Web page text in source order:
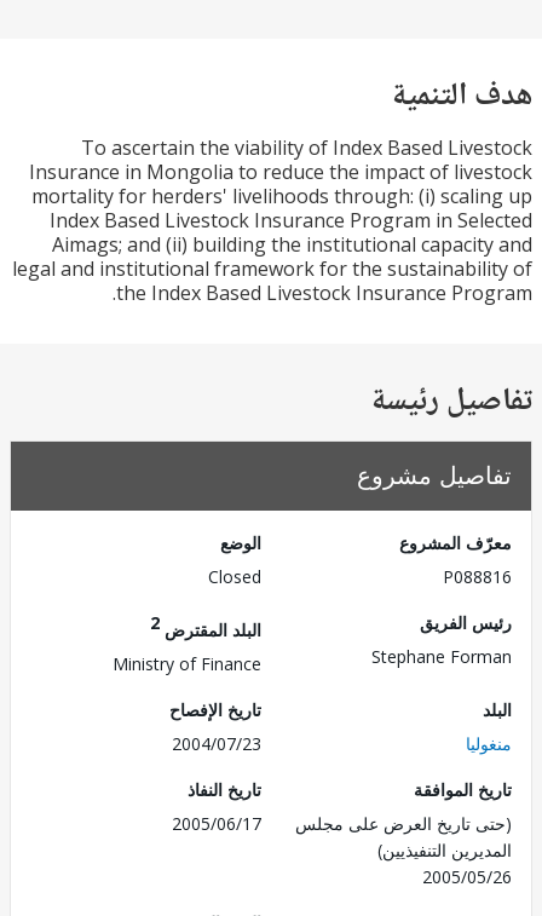
To ascertain the viability of Index Based
Insurance in Mongolia to reduce the impact of
mortality for herders' livelihoods through: (i)
Index Based Livestock Insurance Program in
Aimags; and (ii) building the institutional
legal and institutional framework for the
the Index Based Livestock Insurance
رئيسة
مشروع
المشروع
الفريق
Stephane
البلد المقترض
Ministry of Finance
تاريخ الإفصاح
2004/07/23
الموافقة
تاريخ العرض على مجلس
التنفيذيين)
2005/
تاريخ النفاذ
2005/06/17